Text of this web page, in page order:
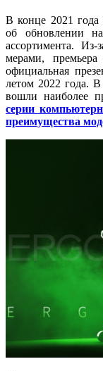
В конце 2021
об обновлении
ассортимента.
мерами, премьера
официальная
летом 2022 года.
вошли наиболее
серии
преимущества